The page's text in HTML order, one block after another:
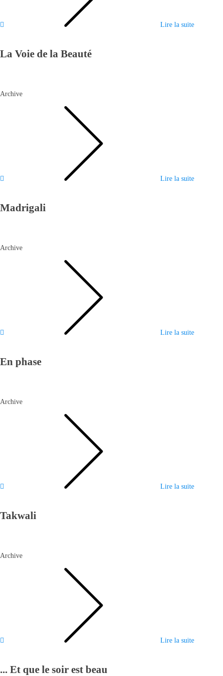
Lire la suite
La Voie de la Beauté
Archive
Lire la suite
Madrigali
Archive
Lire la suite
En phase
Archive
Lire la suite
Takwali
Archive
Lire la suite
... Et que le soir est beau